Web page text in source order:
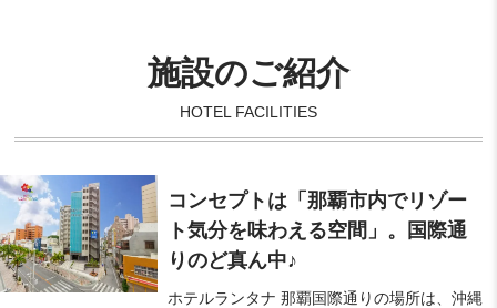
施設のご紹介
HOTEL FACILITIES
コンセプトは「那覇市内でリゾー
ト気分を味わえる空間」。国際通
りのど真ん中♪
ホテルランタナ 那覇国際通りの場所は、沖縄